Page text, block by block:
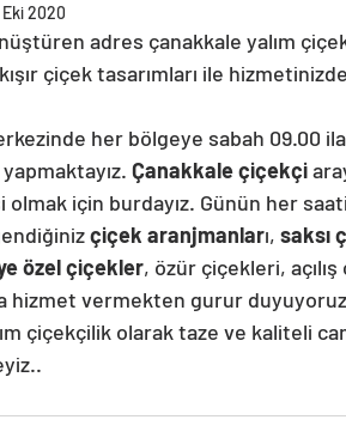
2020
adres çanakkale yalım
çiçek tasarımları ile
her bölgeye sabah 09.00
Çanakkale çiçekçi
olmak için burdayız. Günün her
çiçek aranjmanları, saksı
özel çiçekler, özür çiçekleri,
hizmet vermekten gurur
çiçekçilik olarak taze ve kaliteli